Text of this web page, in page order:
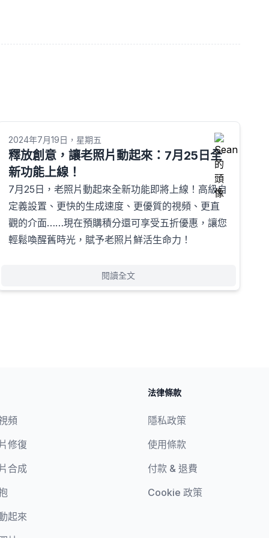
2024年7月19日，星期五
釋放創意，讓老照片動起來：7月25日全
新功能上線！
7月25日，老照片動起來全新功能即將上線！高級自
定義設置、更快的生成速度、更優質的視頻、更直
觀的介面……現在預購積分還可享受五折優惠，讓您
輕鬆喚醒舊時光，賦予老照片鮮活生命力！
閱讀全文
頻
修復
合成
起來
法律條款
隱私政策
使用條款
付款 & 退費
Cookie 政策